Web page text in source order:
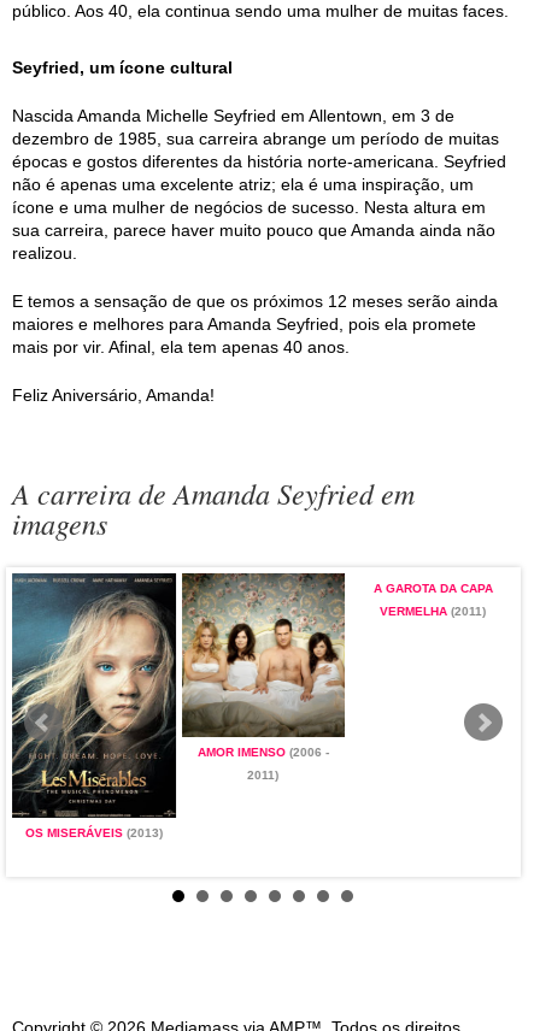
público. Aos 40, ela continua sendo uma mulher de muitas faces.
Seyfried, um ícone cultural
Nascida Amanda Michelle Seyfried em Allentown, em 3 de
dezembro de 1985, sua carreira abrange um período de muitas
épocas e gostos diferentes da história norte-americana. Seyfried
não é apenas uma excelente atriz; ela é uma inspiração, um
ícone e uma mulher de negócios de sucesso. Nesta altura em
sua carreira, parece haver muito pouco que Amanda ainda não
realizou.
E temos a sensação de que os próximos 12 meses serão ainda
maiores e melhores para Amanda Seyfried, pois ela promete
mais por vir. Afinal, ela tem apenas 40 anos.
Feliz Aniversário, Amanda!
A carreira de Amanda Seyfried em
imagens
OS MISERÁVEIS(2013)
AMOR IMENSO(2006 -
2011)
A GAROTA DA CAPA
VERMELHA (2011)